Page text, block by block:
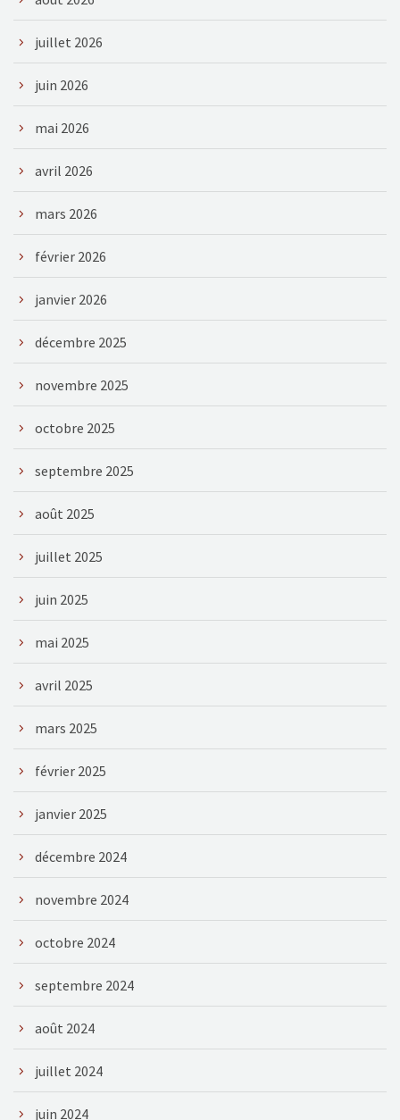
juillet 2026
juin 2026
mai 2026
avril 2026
mars 2026
février 2026
janvier 2026
décembre 2025
novembre 2025
octobre 2025
septembre 2025
août 2025
juillet 2025
juin 2025
mai 2025
avril 2025
mars 2025
février 2025
janvier 2025
décembre 2024
novembre 2024
octobre 2024
septembre 2024
août 2024
juillet 2024
juin 2024